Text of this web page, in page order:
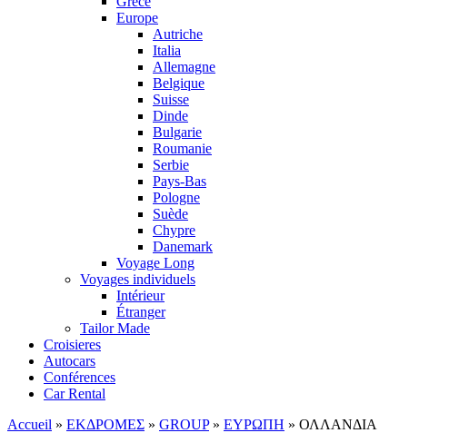
Europe
Autriche
Italia
Allemagne
Belgique
Suisse
Dinde
Bulgarie
Roumanie
Serbie
Pays-Bas
Pologne
Suède
Chypre
Danemark
Voyage Long
Voyages individuels
Intérieur
Étranger
Tailor Made
Croisieres
Autocars
Conférences
Car Rental
Accueil » ΕΚΔΡΟΜΕΣ » GROUP » ΕΥΡΩΠΗ » ΟΛΛΑΝΔΙΑ